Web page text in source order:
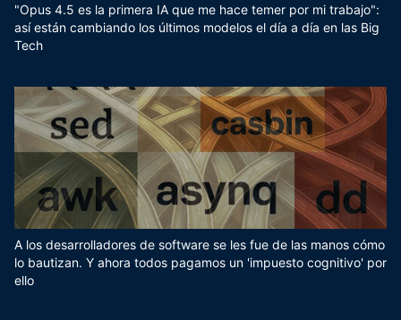
"Opus 4.5 es la primera IA que me hace temer por mi trabajo":
así están cambiando los últimos modelos el día a día en las Big
Tech
A los desarrolladores de software se les fue de las manos cómo
lo bautizan. Y ahora todos pagamos un 'impuesto cognitivo' por
ello